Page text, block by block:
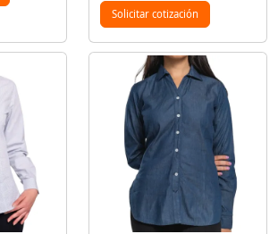
Solicitar cotización